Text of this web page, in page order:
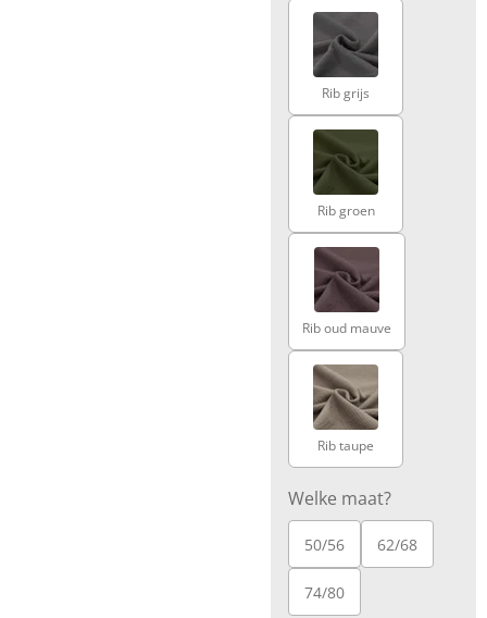
Rib grijs
Rib groen
Rib oud mauve
Rib taupe
Welke maat?
50/56 62/68
74/80